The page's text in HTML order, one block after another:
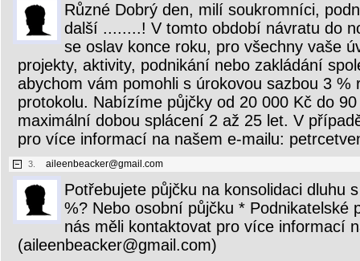
Různé Dobrý den, milí soukromníci,
další ........! V tomto období návratu do
se oslav konce roku, pro všechny vaše
projekty, aktivity, podnikání nebo zakládání
abychom vám pomohli s úrokovou sazbou 3 %
protokolu. Nabízíme půjčky od 20 000 Kč do
maximální dobou splácení 2 až 25 let. V
pro více informací na našem e-mailu:
3. aileenbeacker@gmail.com
Potřebujete půjčku na konsolidaci dluhu
%? Nebo osobní půjčku * Podnikatelské
nás měli kontaktovat pro více informací
(aileenbeacker@gmail.com)